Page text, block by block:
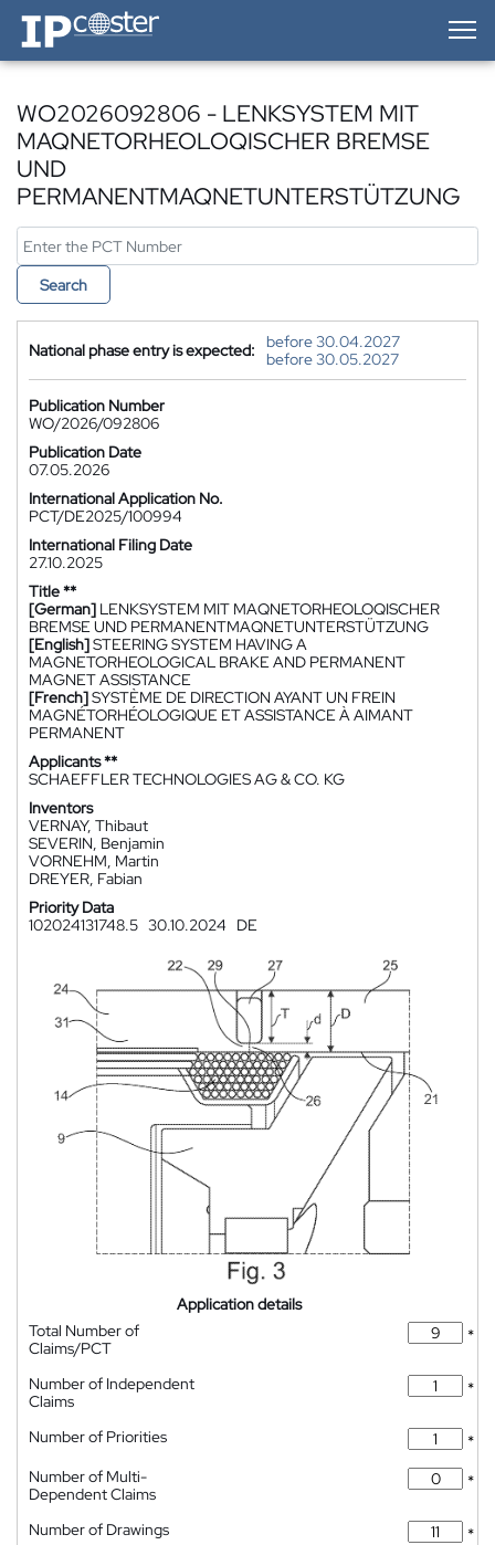
IP-Coster — Home
WO2026092806 - LENKSYSTEM MIT
MAQNETORHEOLOQISCHER BREMSE
UND
PERMANENTMAQNETUNTERSTÜTZUNG
Search
National phase entry is expected:
before 30.04.2027
before 30.05.2027
Publication Number
WO/2026/092806
Publication Date
07.05.2026
International Application No.
PCT/DE2025/100994
International Filing Date
27.10.2025
Title **
[German] LENKSYSTEM MIT MAQNETORHEOLOQISCHER
BREMSE UND PERMANENTMAQNETUNTERSTÜTZUNG
[English]STEERING SYSTEM HAVING A
MAGNETORHEOLOGICAL BRAKE AND PERMANENT
MAGNET ASSISTANCE
[French]SYSTÈME DE DIRECTION AYANT UN FREIN
MAGNÉTORHÉOLOGIQUE ET ASSISTANCE À AIMANT
PERMANENT
Applicants **
SCHAEFFLER TECHNOLOGIES AG & CO. KG
Inventors
VERNAY, Thibaut
SEVERIN, Benjamin
VORNEHM, Martin
DREYER, Fabian
Priority Data
102024131748.5 30.10.2024 DE
Application details
Total Number of
Claims/PCT
*
Number of Independent
Claims
*
Number of Priorities
*
Number of Multi-
Dependent Claims
*
Number of Drawings
*